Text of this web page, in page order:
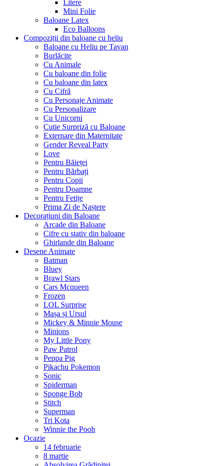
Litere
Mini Folie
Baloane Latex
Eco Balloons
Compoziții din baloane cu heliu
Baloane cu Heliu pe Tavan
Burlăcite
Cu Animale
Cu baloane din folie
Cu baloane din latex
Cu Cifră
Cu Personaje Animate
Cu Personalizare
Cu Unicorni
Cutie Surpriză cu Baloane
Externare din Maternitate
Gender Reveal Party
Love
Pentru Băieței
Pentru Bărbați
Pentru Copii
Pentru Doamne
Pentru Fetițe
Prima Zi de Naștere
Decorațiuni din Baloane
Arcade din Baloane
Cifre cu stativ din baloane
Ghirlande din Baloane
Desene Animate
Batman
Bluey
Brawl Stars
Cars Mcqueen
Frozen
LOL Surprise
Mașa și Ursul
Mickey & Minnie Mouse
Minions
My Little Pony
Paw Patrol
Peppa Pig
Pikachu Pokemon
Sonic
Spiderman
Sponge Bob
Stitch
Superman
Tri Kota
Winnie the Pooh
Ocazie
14 februarie
8 martie